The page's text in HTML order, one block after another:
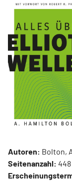
Autoren: Bolton,
Seitenanzahl: 448